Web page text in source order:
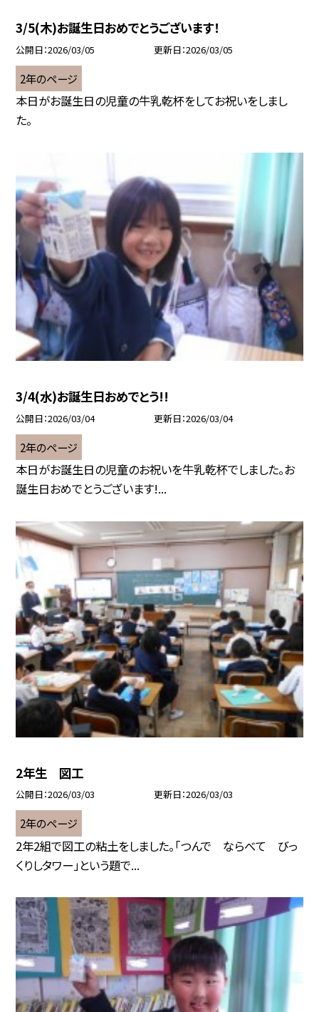
3/5(木)お誕生日おめでとうございます！
公開日 2026/03/05 更新日 2026/03/05
2年のページ
本日がお誕生日の児童の牛乳乾杯をしてお祝いをしまし
た。
3/4(水)お誕生日おめでとう!!
公開日 2026/03/04 更新日 2026/03/04
2年のページ
本日がお誕生日の児童のお祝いを牛乳乾杯でしました。お
誕生日おめでとうございます!...
2年生 図工
公開日 2026/03/03 更新日 2026/03/03
2年のページ
2年2組で図工の粘土をしました。「つんで ならべて びっ
くりしタワー」という題で...